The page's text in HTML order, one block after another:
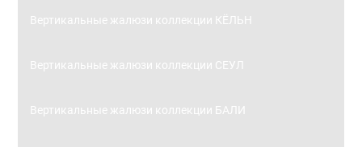
Вертикальные жалюзи коллекции КЁЛЬН
Вертикальные жалюзи коллекции СЕУЛ
Вертикальные жалюзи коллекции БАЛИ